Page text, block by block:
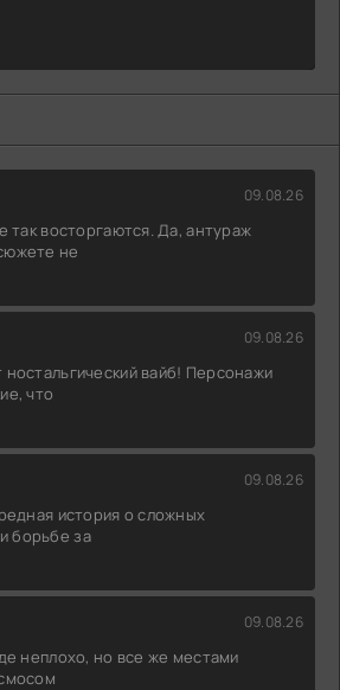
09.08.26
так восторгаются. Да, антураж
не
09.08.26
вайб! Персонажи
что
09.08.26
история о сложных
борьбе за
09.08.26
неплохо, но все же местами